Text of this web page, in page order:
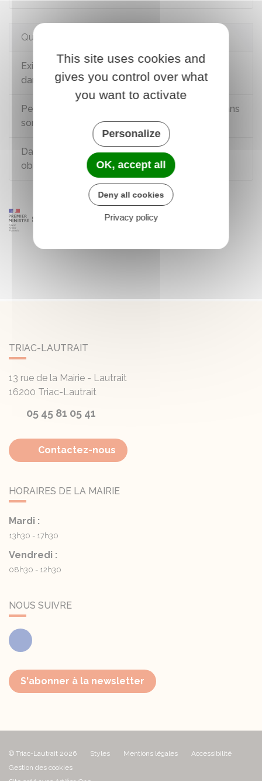
Questions ? Réponses !
Existe-il une amende pour abandon de déchets
dans la rue ?
Peut-on brûler des déchets verts (végétaux) dans
son jardin (feuilles, branches, ...) ?
Dans quel cas le débroussaillement est-il
obligatoire ?
TRIAC-LAUTRAIT
13 rue de la Mairie - Lautrait
16200 Triac-Lautrait
05 45 81 05 41
Contactez-nous
HORAIRES DE LA MAIRIE
Mardi :
13h30 - 17h30
Vendredi :
08h30 - 12h30
NOUS SUIVRE
Facebook
S'abonner à la newsletter
© Triac-Lautrait 2026 Styles Mentions légales
Accessibilité
Gestion des cookies
This site uses cookies and
gives you control over what
you want to activate
Personalize
OK, accept all
Deny all cookies
Privacy policy